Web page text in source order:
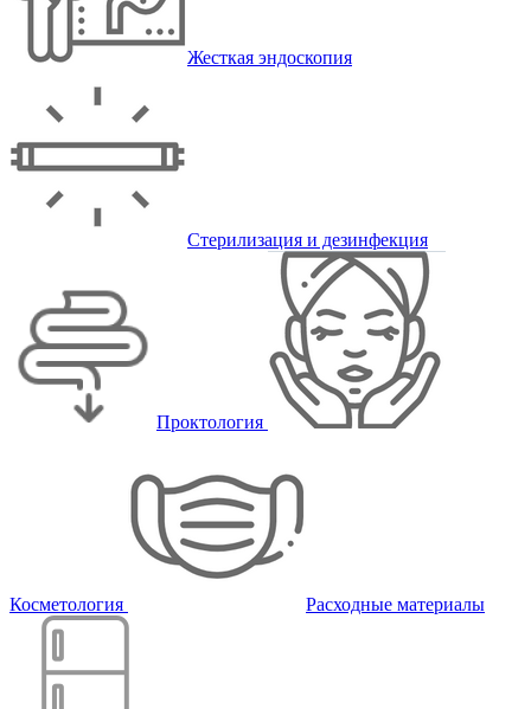
Жесткая эндоскопия
Стерилизация и дезинфекция
Проктология
Косметология Расходные материалы